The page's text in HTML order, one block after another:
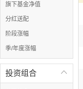
旗下基金净值
分红送配
阶段涨幅
季/年度涨幅

投资组合